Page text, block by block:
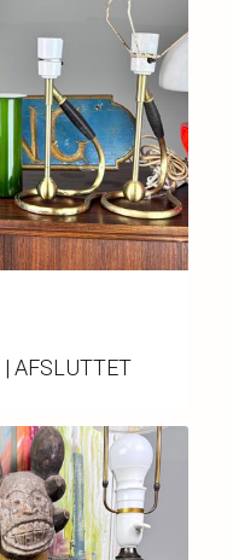
| AFSLUTTET